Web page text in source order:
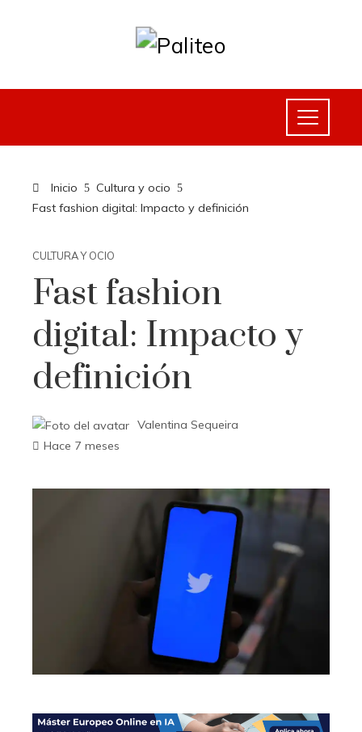
Inicio
Cultura y ocio
Fast fashion digital: Impacto y definición
CULTURA Y OCIO
Fast fashion
digital: Impacto y
definición
Valentina Sequeira
Hace 7 meses